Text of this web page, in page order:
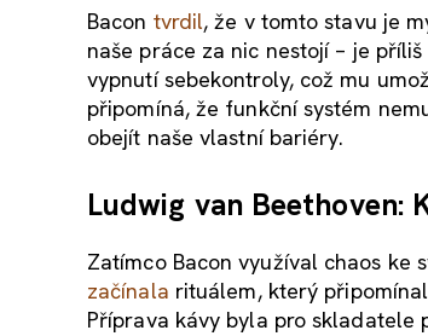
Bacon tvrdil, že v tomto stavu je
naše práce za nic nestojí – je
vypnutí sebekontroly, což mu
připomíná, že funkční systém
obejít naše vlastní bariéry.
Ludwig van Beethoven:
Zatímco Bacon využíval chaos ke
začínala rituálem, který
Příprava kávy byla pro skladatele